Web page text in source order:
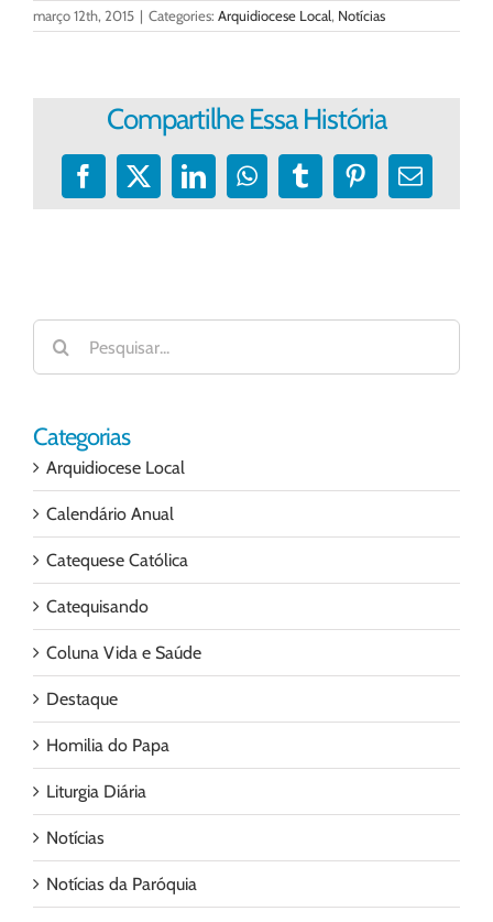
março 12th, 2015 | Categories: Arquidiocese Local, Notícias
Compartilhe Essa História
Facebook
X LinkedInWhatsApp
TumblrPinterest
E-
Buscar
resultados
para:
Categorias
Arquidiocese Local
Calendário Anual
Catequese Católica
Catequisando
Coluna Vida e Saúde
Destaque
Homilia do Papa
Liturgia Diária
Notícias
Notícias da Paróquia